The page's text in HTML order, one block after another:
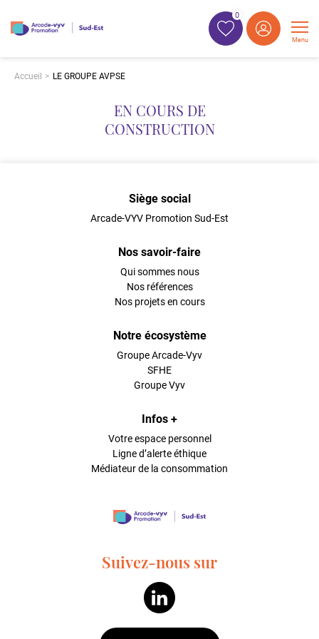
0
Menu
Accueil LE GROUPE AVPSE
EN COURS DE
CONSTRUCTION
Siège social
Arcade-VYV Promotion Sud-Est
Nos savoir-faire
Qui sommes nous
Nos références
Nos projets en cours
Notre écosystème
Groupe Arcade-Vyv
SFHE
Groupe Vyv
Infos +
Votre espace personnel
Ligne d’alerte éthique
Médiateur de la consommation
Suivez-nous sur